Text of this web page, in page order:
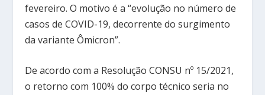
fevereiro. O motivo é a “evolução no número de
casos de COVID-19, decorrente do surgimento
da variante Ômicron”.
De acordo com a Resolução CONSU nº 15/2021,
o retorno com 100% do corpo técnico seria no